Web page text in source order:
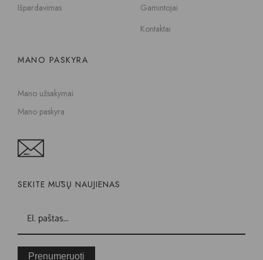
Išpardavimas
Gamintojai
Kontaktai
MANO PASKYRA
Mano užsakymai
Mano paskyra
SEKITE MŪSŲ NAUJIENAS
Prenumeruoti